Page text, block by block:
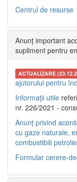
Centrul de resurse
Anunț important
supliment pentru
ACTUALIZARE
ajutorului pentru
Informații utile
nr. 226/2021 -
Anunț privind
cu gaze naturale,
combustibili
Formular cerere-